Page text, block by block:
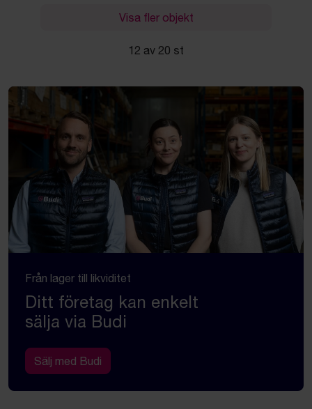
Visa fler objekt
12 av 20 st
Från lager till likviditet
Ditt företag kan enkelt
sälja via Budi
Sälj med Budi